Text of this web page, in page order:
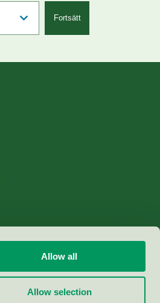
Allow all
Allow selection
Fortsätt